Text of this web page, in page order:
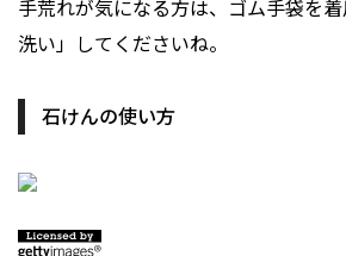
手荒れが気になる方は、ゴム手袋を
洗い」してくださいね。
石けんの使い方